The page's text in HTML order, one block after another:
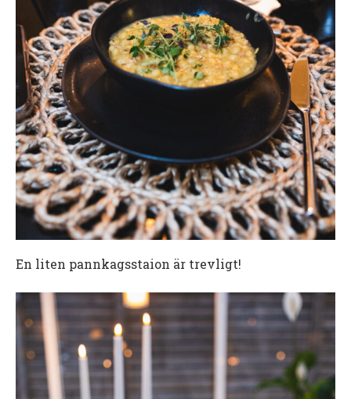
En liten pannkagsstaion är trevligt!